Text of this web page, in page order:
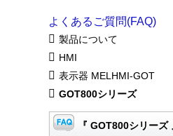
よくあるご質問(FAQ)
製品について
HMI
表示器 MELHMI-GOT
GOT800シリーズ
『 GOT800シリーズ